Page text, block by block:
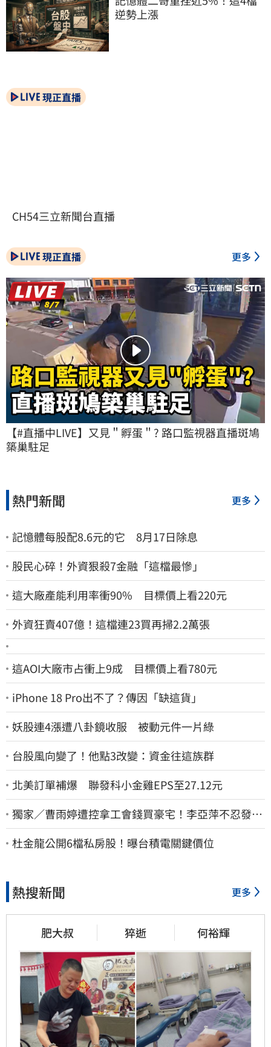
逆勢上漲
現正直播
CH54三立新聞台直播
現正直播 更多
【#直播中LIVE】又見＂孵蛋＂? 路口監視器直播斑鳩
築巢駐足
熱門新聞 更多
記憶體每股配8.6元的它 8月17日除息
股民心碎！外資狠殺7金融「這檔最慘」
這大廠產能利用率衝90% 目標價上看220元
外資狂賣407億！這檔連23買再掃2.2萬張
這AOI大廠市占衝上9成 目標價上看780元
iPhone 18 Pro出不了？傳因「缺這貨」
妖股連4漲遭八卦鏡收服 被動元件一片綠
台股風向變了！他點3改變：資金往這族群
北美訂單補爆 聯發科小金雞EPS至27.12元
獨家／曹雨婷遭控拿工會錢買豪宅！李亞萍不忍發
聲：余天管工會都貼錢
杜金龍公開6檔私房股！曝台積電關鍵價位
熱搜新聞 更多
肥大叔 猝逝 何裕輝